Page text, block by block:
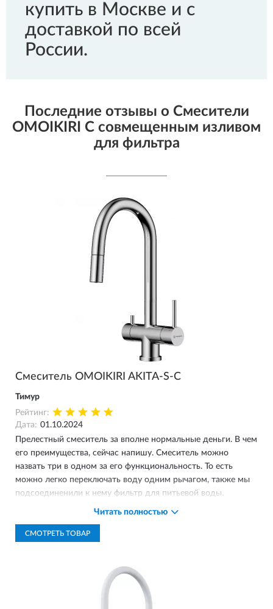
купить в Москве и с
доставкой по всей
России.
Последние отзывы о Смесители
OMOIKIRI С совмещенным изливом
для фильтра
Смеситель OMOIKIRI AKITA-S-C
Тимур
Рейтинг:
Дата: 01.10.2024
Прелестный смеситель за вполне нормальные деньги. В чем
его преимущества, сейчас напишу. Смеситель можно
назвать три в одном за его функциональность. То есть
можно легко переключать воду одним рычагом, также мы
подсоединенили к нему фильтр для питьевой воды.
Очищенная вода идет к пользователю посредством
водопроводной. Кроме того в смесителе есть шланг,
Читать полностью
СМОТРЕТЬ ТОВАР